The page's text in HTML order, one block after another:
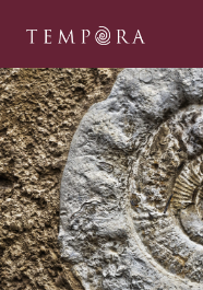
TEMPORA
Tempora :